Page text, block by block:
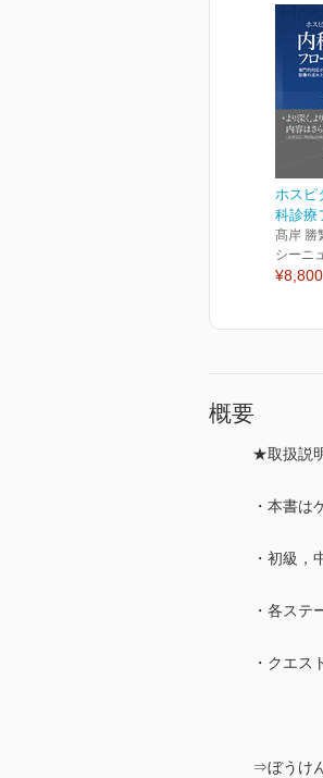
ホスピ
科診療
髙岸 勝
シーニ
¥8,800
概要
★取扱説
・本書は
・初級，
・各ス
・クエス
⇒ぼうけ